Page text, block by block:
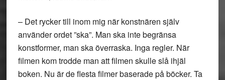
– Det rycker till inom mig när konstnären själv
använder ordet ”ska”. Man ska inte begränsa
konstformer, man ska överraska. Inga regler. När
filmen kom trodde man att filmen skulle slå ihjäl
boken. Nu är de flesta filmer baserade på böcker. Ta